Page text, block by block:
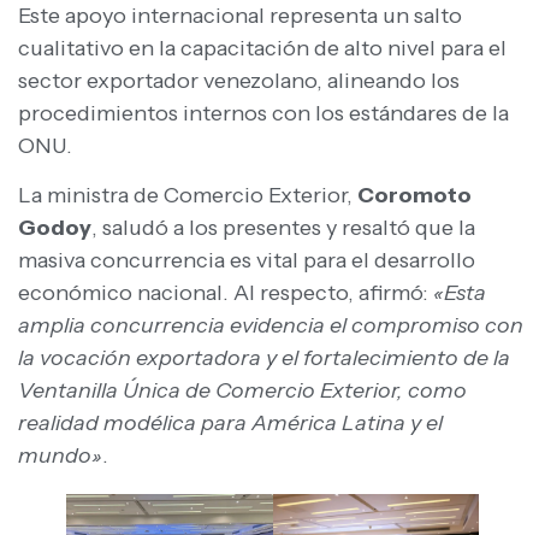
Este apoyo internacional representa un salto
cualitativo en la capacitación de alto nivel para el
sector exportador venezolano, alineando los
procedimientos internos con los estándares de la
ONU.
La ministra de Comercio Exterior, Coromoto
Godoy, saludó a los presentes y resaltó que la
masiva concurrencia es vital para el desarrollo
económico nacional. Al respecto, afirmó: «Esta
amplia concurrencia evidencia el compromiso con
la vocación exportadora y el fortalecimiento de la
Ventanilla Única de Comercio Exterior, como
realidad modélica para América Latina y el
mundo».